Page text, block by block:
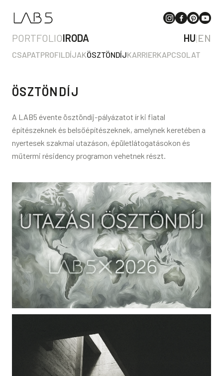
PORTFOLIOIRODA HU|EN
CSAPATPROFILDÍJAKÖSZTÖNDÍJKARRIERKAPCSOLAT
ÖSZTÖNDÍJ
A LAB5 évente ösztöndíj-pályázatot ír ki fiatal
építészeknek és belsőépítészeknek, amelynek keretében a
nyertesek szakmai utazáson, épületlátogatásokon és
műtermi résidency programon vehetnek részt.